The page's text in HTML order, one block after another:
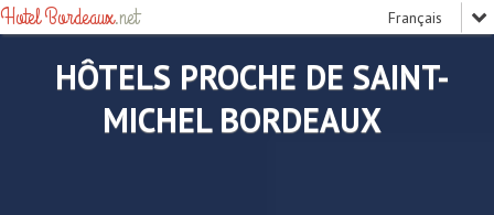
Hotel Bordeaux.net
HÔTELS PROCHE DE SAINT-
MICHEL BORDEAUX